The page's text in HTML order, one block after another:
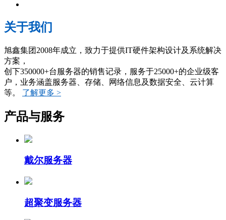
关于我们
旭鑫集团2008年成立，致力于提供IT硬件架构设计及系统解决
方案，
创下350000+台服务器的销售记录，服务于25000+的企业级客
户，业务涵盖服务器、存储、网络信息及数据安全、云计算
等。 了解更多 >
产品与服务
戴尔服务器
超聚变服务器